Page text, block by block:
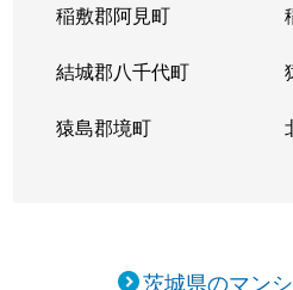
稲敷郡阿見町
結城郡八千代町
猿島郡境町
茨城県のマン